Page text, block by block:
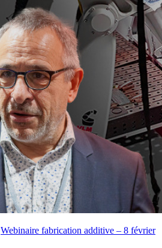
Webinaire fabrication additive – 8 février